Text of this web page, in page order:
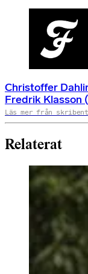
Christoffer
Fredrik Klasson
Läs mer från
Relaterat